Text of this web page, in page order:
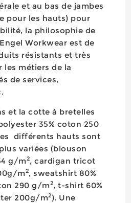
et au bas de jambes
pour les hauts) pour
la philosophie de
Workwear est de
résistants et très
métiers de la
de services,
et la cotte à bretelles
35% coton 250
différents hauts sont
variées (blouson
g/m2, cardigan tricot
m2, sweatshirt 80%
290 g/m2, t-shirt 60%
200g/m2). Une